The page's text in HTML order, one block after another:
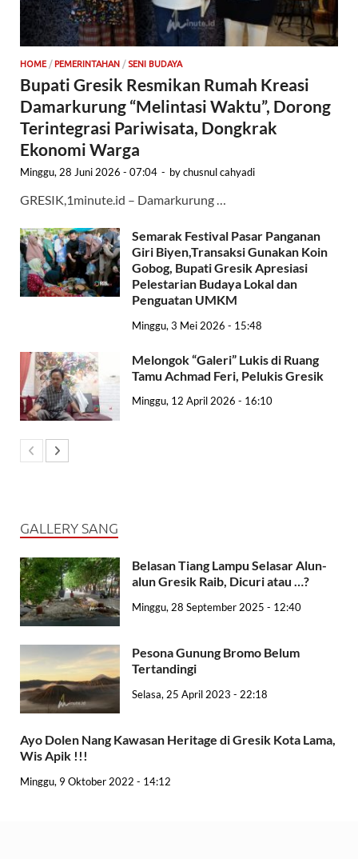
HOME / PEMERINTAHAN / SENI BUDAYA
Bupati Gresik Resmikan Rumah Kreasi
Damarkurung “Melintasi Waktu”, Dorong
Terintegrasi Pariwisata, Dongkrak
Ekonomi Warga
Minggu, 28 Juni 2026 - 07:04 - bychusnul cahyadi
GRESIK,1minute.id – Damarkurung …
Semarak Festival Pasar Panganan
Giri Biyen,Transaksi Gunakan Koin
Gobog, Bupati Gresik Apresiasi
Pelestarian Budaya Lokal dan
Penguatan UMKM
Minggu, 3 Mei 2026 - 15:48
Melongok “Galeri” Lukis di Ruang
Tamu Achmad Feri, Pelukis Gresik
Minggu, 12 April 2026 - 16:10
GALLERY SANG
Belasan Tiang Lampu Selasar Alun-
alun Gresik Raib, Dicuri atau …?
Minggu, 28 September 2025 - 12:40
Pesona Gunung Bromo Belum
Tertandingi
Selasa, 25 April 2023 - 22:18
Ayo Dolen Nang Kawasan Heritage di Gresik Kota Lama,
Wis Apik !!!
Minggu, 9 Oktober 2022 - 14:12